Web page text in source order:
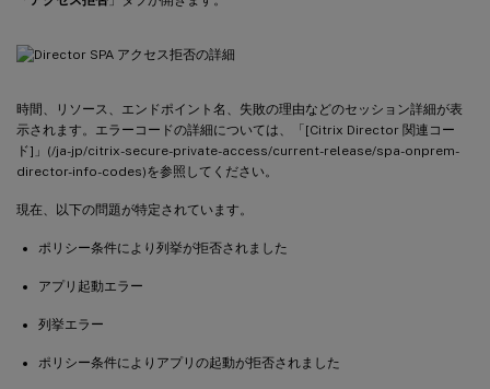
時間、リソース、エンドポイント名、失敗の理由などのセッション詳細が表
示されます。エラーコードの詳細については、「[Citrix Director 関連コー
ド]」(/ja-jp/citrix-secure-private-access/current-release/spa-onprem-
director-info-codes)を参照してください。
現在、以下の問題が特定されています。
ポリシー条件により列挙が拒否されました
アプリ起動エラー
列挙エラー
ポリシー条件によりアプリの起動が拒否されました